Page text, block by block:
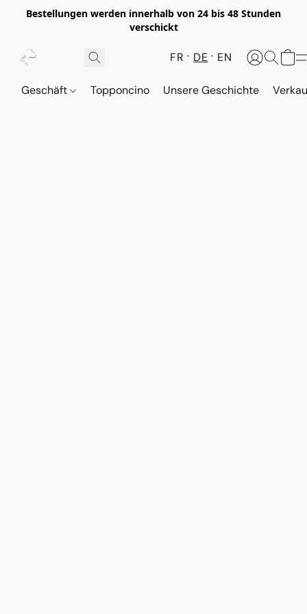
Bestellungen werden innerhalb von 24 bis 48 Stunden
verschickt
FR DE EN
Geschäft Topponcino Unsere Geschichte